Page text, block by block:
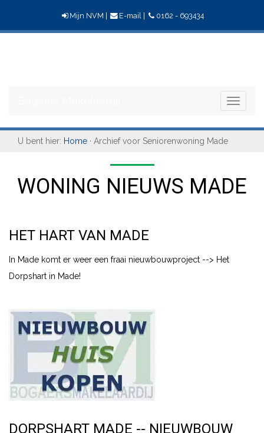
Mijn NVM E-mail| 0162 - 693434
Toggle
U bent hier: Home · Archief voor Seniorenwoning Made
WONING NIEUWS MADE
HET HART VAN MADE
In Made komt er weer een fraai nieuwbouwproject --> Het
Dorpshart in Made!
DORPSHART MADE -- NIEUWBOUW